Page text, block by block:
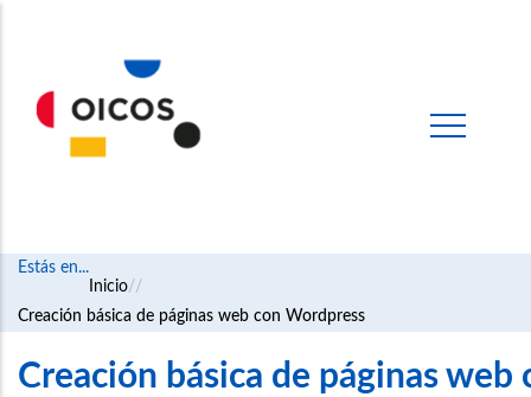
Estás en...
Ruta
de
navegación
Inicio
Creación básica de páginas web con Wordpress
Creación básica de páginas web